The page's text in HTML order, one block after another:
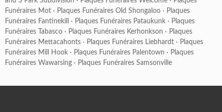
Funéraires Mot · Plaques Funéraires Old Shongaloo · Plaques
Funéraires Fantinekill
· Plaques Funéraires Pataukunk · Plaques
Funéraires Tabasco · Plaques Funéraires Kerhonkson · Plaques
Funéraires Mettacahonts · Plaques Funéraires Liebhardt · Plaques
Funéraires Mill Hook · Plaques Funéraires Palentown · Plaques
Funéraires Wawarsing · Plaques Funéraires Samsonville